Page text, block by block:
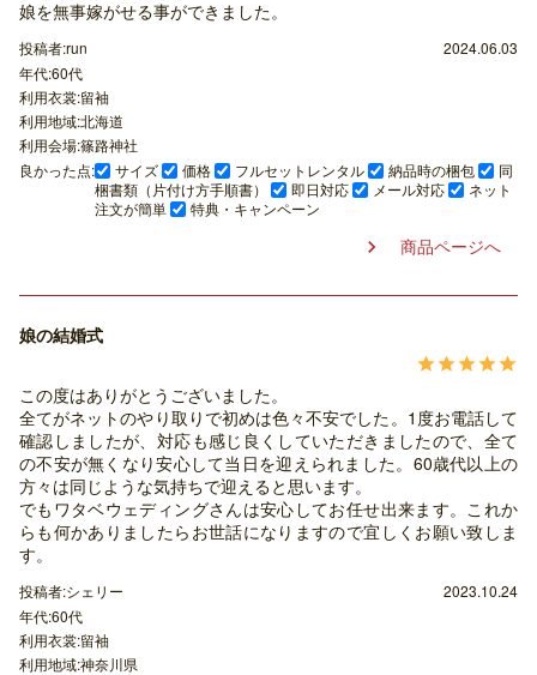
娘を無事嫁がせる事ができました。
投稿者:run
2024.06.03
年代:60代
利用衣裳:留袖
利用地域:北海道
利用会場:篠路神社
良かった点:
サイズ 価格 フルセットレンタル 納品時の梱包
同
梱書類（片付け方手順書）
即日対応 メール対応
ネット
注文が簡単
特典・キャンペーン
 商品ページへ
娘の結婚式

この度はありがとうございました。
全てがネットのやり取りで初めは色々不安でした。1度お電話して
確認しましたが、対応も感じ良くしていただきましたので、全て
の不安が無くなり安心して当日を迎えられました。60歳代以上の
方々は同じような気持ちで迎えると思います。
でもワタベウェディングさんは安心してお任せ出来ます。これか
らも何かありましたらお世話になりますので宜しくお願い致しま
す。
投稿者:シェリー
2023.10.24
年代:60代
利用衣裳:留袖
利用地域:神奈川県